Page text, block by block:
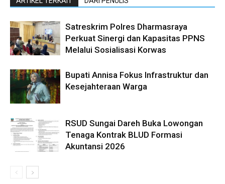
Satreskrim Polres Dharmasraya
Perkuat Sinergi dan Kapasitas PPNS
Melalui Sosialisasi Korwas
Bupati Annisa Fokus Infrastruktur dan
Kesejahteraan Warga
RSUD Sungai Dareh Buka Lowongan
Tenaga Kontrak BLUD Formasi
Akuntansi 2026